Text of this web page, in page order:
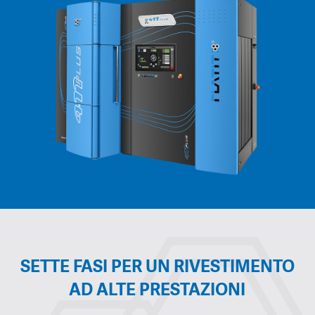
SETTE FASI PER UN RIVESTIMENTO
AD ALTE PRESTAZIONI